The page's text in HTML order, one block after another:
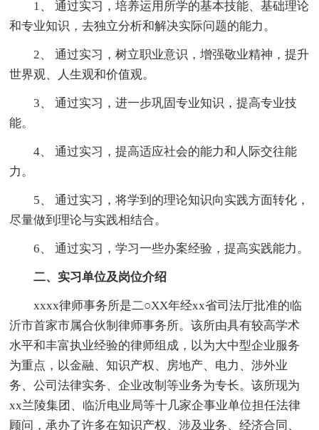
1、 通过实习，培养运用所学的基本技能、基础理论
和专业知识，去独立分析和解决实际问题的能力。
2、 通过实习，树立职业意识，增强敬业精神，提升
世界观、人生观和价值观。
3、 通过实习，进一步巩固专业知识，提高专业技
能。
4、 通过实习，提高适应社会的能力和人际交往能
力。
5、 通过实习，将学到的理论知识向实践方面转化，
尽量做到理论与实践相结合。
6、 通过实习，学习一些办案经验，提高实践能力。
二、实习单位及岗位介绍
xxxx律师事务所是二○XX年经xx省司法厅批准的临
沂市首家市属合伙制律师事务所。该所由具有较高学术
水平和丰富执业经验的律师组成，以为大中型企业服务
为重点，以金融、知识产权、房地产、电力、涉外业
务、公司法律实务、企业改制等业务为专长。该所现为
xx兰陵集团、临沂电业局等十几家企事业单位担任法律
顾问，承办了许多在知识产权、涉及业务、经济合同、